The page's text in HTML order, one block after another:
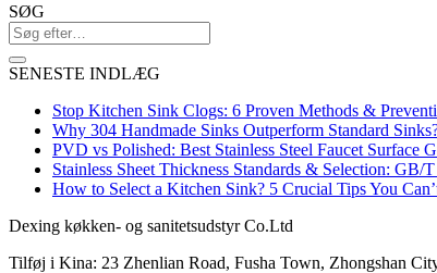
SØG
SENESTE INDLÆG
Stop Kitchen Sink Clogs: 6 Proven Methods &
Why 304 Handmade Sinks Outperform Standard
PVD vs Polished: Best Stainless Steel Faucet Surface
Stainless Sheet Thickness Standards & Selection: GB/
How to Select a Kitchen Sink? 5 Crucial Tips You
Dexing køkken- og sanitetsudstyr Co.Ltd
Tilføj i Kina: 23 Zhenlian Road, Fusha Town, Zhongshan